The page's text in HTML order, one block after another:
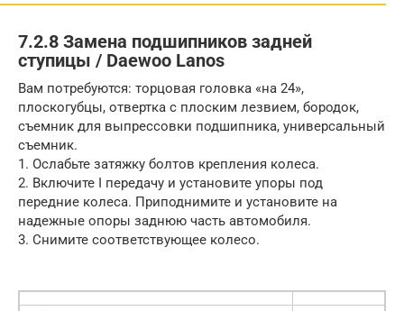
7.2.8 Замена подшипников задней
ступицы / Daewoo Lanos
Вам потребуются: торцовая головка «на 24»,
плоскогубцы, отвертка с плоским лезвием, бородок,
съемник для выпрессовки подшипника, универсальный
съемник.
1. Ослабьте затяжку болтов крепления колеса.
2. Включите I передачу и установите упоры под
передние колеса. Приподнимите и установите на
надежные опоры заднюю часть автомобиля.
3. Снимите соответствующее колесо.